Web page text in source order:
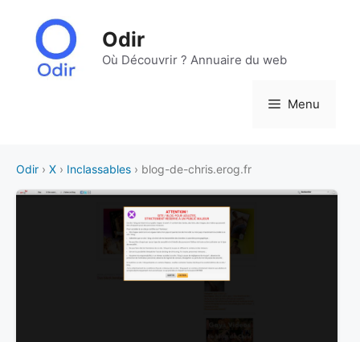
contenu
Odir
Où Découvrir ? Annuaire du web
Menu
Odir › X › Inclassables › blog-de-chris.erog.fr